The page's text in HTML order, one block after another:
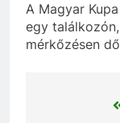
A Magyar
egy
mérkőzésen